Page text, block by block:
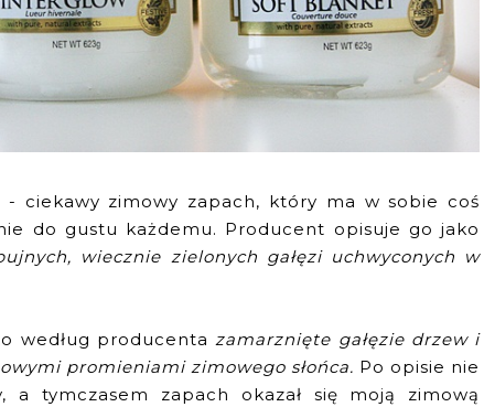
- ciekawy zimowy zapach, który ma w sobie coś
do gustu każdemu. Producent opisuje go jako
wiecznie zielonych gałęzi uchwyconych w
według producentazamarznięte gałęzie drzew i
promieniami zimowego słońca. Po opisie nie
a tymczasem zapach okazał się moją zimową